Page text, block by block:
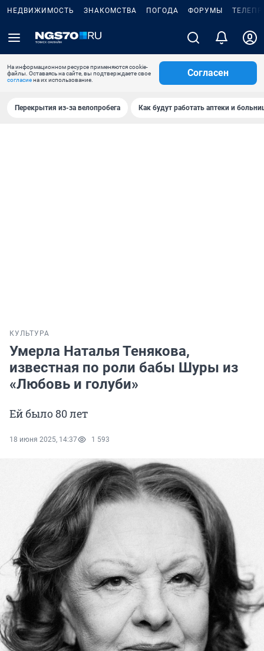
НЕДВИЖИМОСТЬ ЗНАКОМСТВА ПОГОДА ФОРУМЫ
На информационном ресурсе применяются cookie-
файлы. Оставаясь на сайте, вы подтверждаете свое
согласиена их использование.
Согласен
Перекрытия из-за велопробега Как будут работать аптеки и
КУЛЬТУРА
Умерла Наталья Тенякова,
известная по роли бабы Шуры из
«Любовь и голуби»
Ей было 80 лет
18 июня 2025, 14:37 1 593